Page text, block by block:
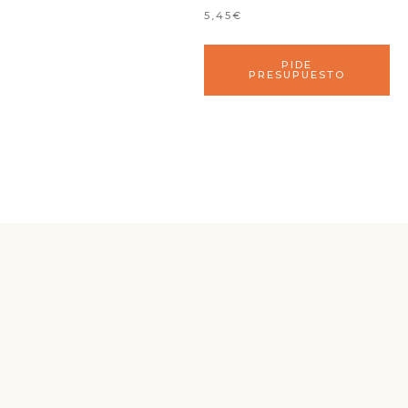
5,45€
PIDE
PRESUPUESTO